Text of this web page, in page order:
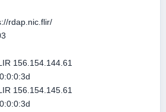
rdap.nic.flir/
156.154.144.61
156.154.145.61